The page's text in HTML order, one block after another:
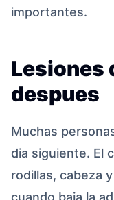
importantes.
Lesiones
despues
Muchas
dia siguiente. El
rodillas, cabeza
cuando baja la